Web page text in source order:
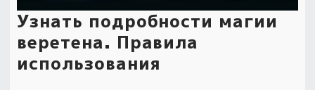
Узнать подробности магии
веретена. Правила
использования